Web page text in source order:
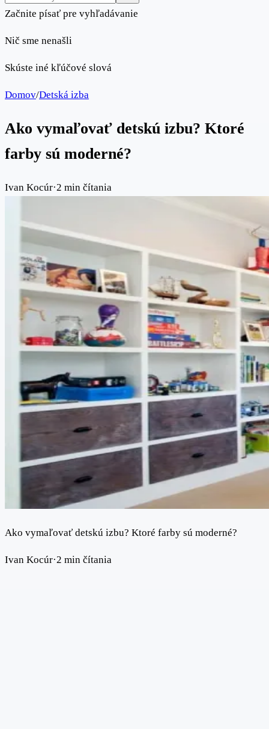
Začnite písať pre vyhľadávanie
Nič sme nenašli
Skúste iné kľúčové slová
Domov/Detská izba
Ako vymaľovať detskú izbu? Ktoré
farby sú moderné?
Ivan Kocúr·2 min čítania
Ako vymaľovať detskú izbu? Ktoré farby sú moderné?
Ivan Kocúr·2 min čítania